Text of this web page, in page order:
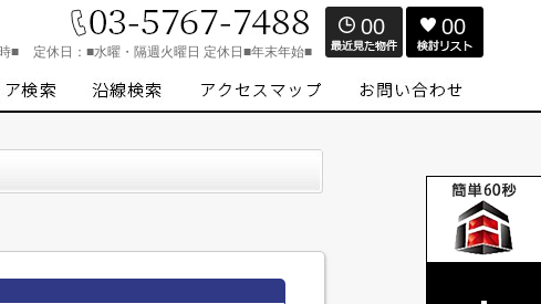
■ 定休日： ■水曜・隔週火曜日 定休日■年末年始■
00 00